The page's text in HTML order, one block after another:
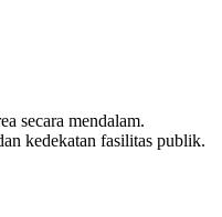
secara mendalam.
kedekatan fasilitas publik.